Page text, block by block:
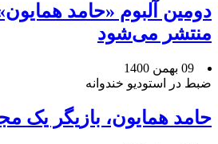
دومین آلبوم «حامد
منتشر می‌شود
09 بهمن 1400
ضبط در استودیو خندوانه
حامد همایون، بازیگر یک